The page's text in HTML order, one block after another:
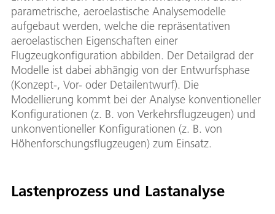
parametrische, aeroelastische Analysemodelle
aufgebaut werden, welche die repräsentativen
aeroelastischen Eigenschaften einer
Flugzeugkonfiguration abbilden. Der Detailgrad der
Modelle ist dabei abhängig von der Entwurfsphase
(Konzept-, Vor- oder Detailentwurf). Die
Modellierung kommt bei der Analyse konventioneller
Konfigurationen (z. B. von Verkehrsflugzeugen) und
unkonventioneller Konfigurationen (z. B. von
Höhenforschungsflugzeugen) zum Einsatz.
Lastenprozess und Lastanalyse